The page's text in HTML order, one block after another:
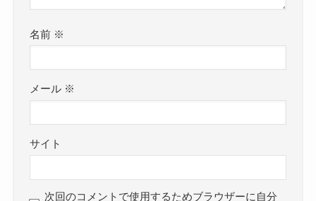
名前 ※
メール ※
サイト
次回のコメントで使用するためブラウザーに自分